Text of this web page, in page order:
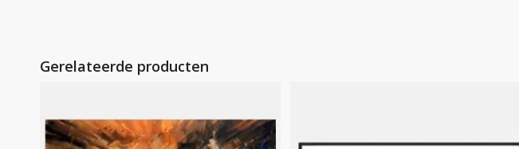
Gerelateerde producten